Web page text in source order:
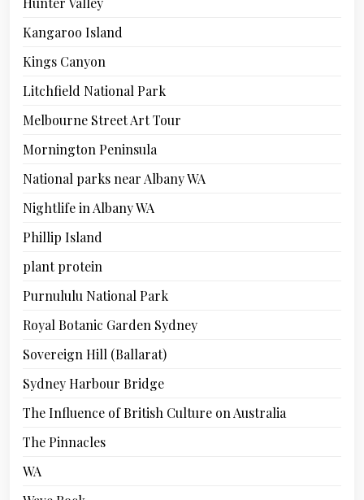
Kangaroo Island
Kings Canyon
Litchfield National Park
Melbourne Street Art Tour
Mornington Peninsula
National parks near Albany WA
Nightlife in Albany WA
Phillip Island
plant protein
Purnululu National Park
Royal Botanic Garden Sydney
Sovereign Hill (Ballarat)
Sydney Harbour Bridge
The Influence of British Culture on Australia
The Pinnacles
WA